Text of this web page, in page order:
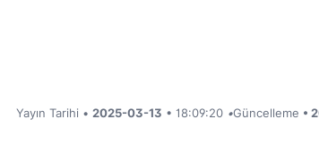
Yayın Tarihi • 2025-03-13 • 18:09:20 •Güncelleme •